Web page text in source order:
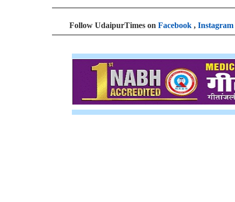
Follow UdaipurTimes on Facebook , Instagram